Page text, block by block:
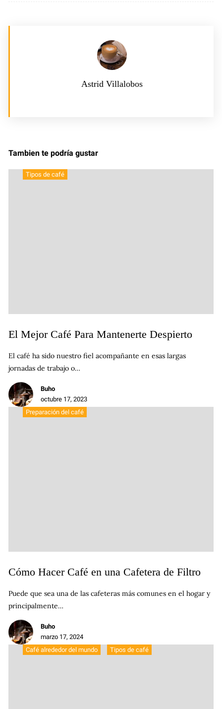
Astrid Villalobos
Tambien te podría gustar
Tipos de café
El Mejor Café Para Mantenerte Despierto
El café ha sido nuestro fiel acompañante en esas largas
jornadas de trabajo o…
Buho
octubre 17, 2023
Preparación del café
Cómo Hacer Café en una Cafetera de Filtro
Puede que sea una de las cafeteras más comunes en el hogar y
principalmente…
Buho
marzo 17, 2024
Café alrededor del mundo
Tipos de café